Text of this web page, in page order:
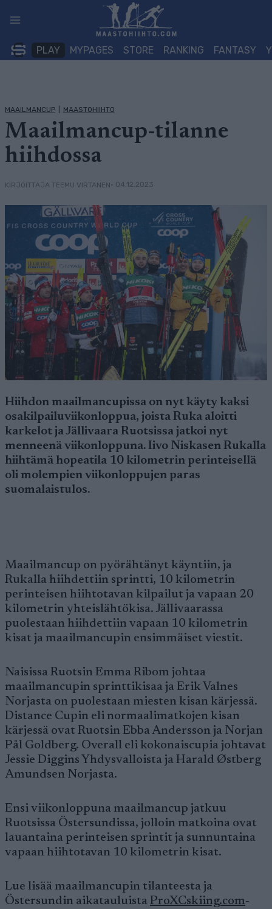
sisältöön
PLAY MYPAGES STORE RANKING FANTASY
MAAILMANCUP MAASTOHIIHTO
Maailmancup-tilanne
hiihdossa
KIRJOITTAJA TEEMU VIRTANEN• 04.12.2023
Hiihdon maailmancupissa on nyt käyty kaksi
osakilpailuviikonloppua, joista Ruka aloitti
karkelot ja Jällivaara Ruotsissa jatkoi nyt
menneenä viikonloppuna. Iivo Niskasen Rukalla
hiihtämä hopeatila 10 kilometrin perinteisellä
oli molempien viikonloppujen paras
suomalaistulos.
Maailmancup on pyörähtänyt käyntiin, ja
Rukalla hiihdettiin sprintti, 10 kilometrin
perinteisen hiihtotavan kilpailut ja vapaan 20
kilometrin yhteislähtökisa. Jällivaarassa
puolestaan hiihdettiin vapaan 10 kilometrin
kisat ja maailmancupin ensimmäiset viestit.
Naisissa Ruotsin Emma Ribom johtaa
maailmancupin sprinttikisaa ja Erik Valnes
Norjasta on puolestaan miesten kisan kärjessä.
Distance Cupin eli normaalimatkojen kisan
kärjessä ovat Ruotsin Ebba Andersson ja Norjan
Pål Goldberg. Overall eli kokonaiscupia johtavat
Jessie Diggins Yhdysvalloista ja Harald Østberg
Amundsen Norjasta.
Ensi viikonloppuna maailmancup jatkuu
Ruotsissa Östersundissa, jolloin matkoina ovat
lauantaina perinteisen sprintit ja sunnuntaina
vapaan hiihtotavan 10 kilometrin kisat.
Lue lisää maailmancupin tilanteesta ja
Östersundin aikatauluista ProXCskiing.com-